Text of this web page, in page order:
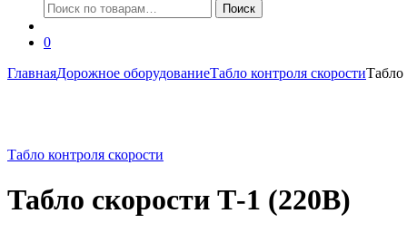
Искать:
Поиск
0
ГлавнаяДорожное оборудованиеТабло контроля скоростиТабло
Табло контроля скорости
Табло скорости Т-1 (220В)